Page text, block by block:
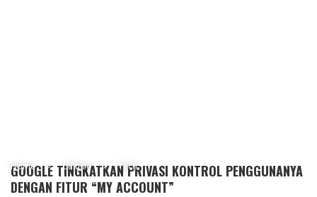
Home Culture Tech
GOOGLE TINGKATKAN PRIVASI KONTROL PENGGUNANYA
DENGAN FITUR “MY ACCOUNT”